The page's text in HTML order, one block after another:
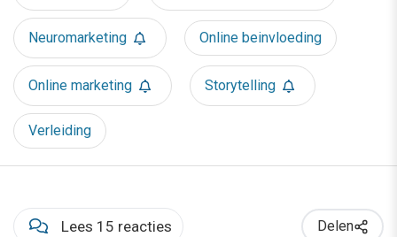
Neuromarketing Online beinvloeding
Online marketing Storytelling
Verleiding
Lees 15 reacties Delen